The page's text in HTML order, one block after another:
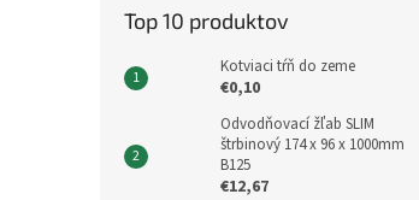
Top 10 produktov
Kotviaci tŕň do zeme
€0,10
Odvodňovací žľab SLIM
štrbinový 174 x 96 x 1000mm
B125
€12,67